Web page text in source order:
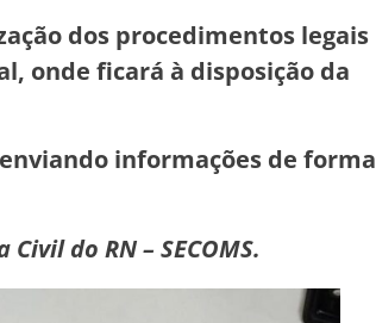
dos procedimentos legais
onde ficará à disposição da
informações de forma
do RN – SECOMS.